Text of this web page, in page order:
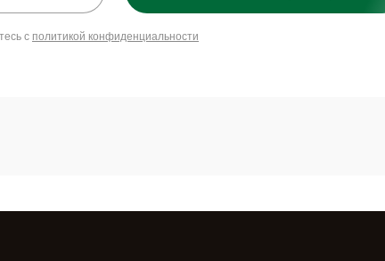
с политикой конфиденциальности